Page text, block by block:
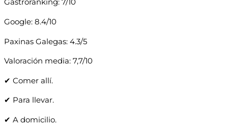
Gastroranking: 7/10
Google: 8.4/10
Paxinas Galegas: 4.3/5
Valoración media: 7,7/10
✔ Comer allí.
✔ Para llevar.
✔ A domicilio.